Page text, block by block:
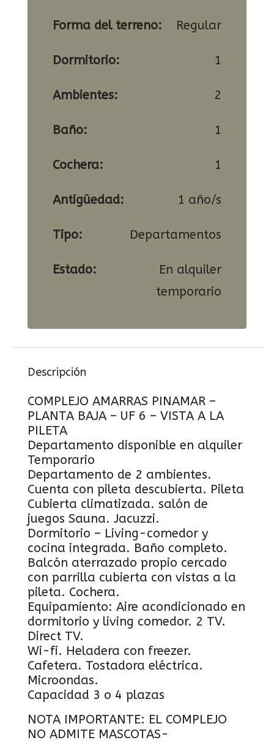
Forma del terreno: Regular
Dormitorio: 1
Ambientes: 2
Baño: 1
Cochera: 1
Antigüedad: 1 año/s
Tipo: Departamentos
Estado:
En alquiler
temporario
Descripción
COMPLEJO AMARRAS PINAMAR –
PLANTA BAJA – UF 6 – VISTA A LA
PILETA
Departamento disponible en alquiler
Temporario
Departamento de 2 ambientes.
Cuenta con pileta descubierta. Pileta
Cubierta climatizada. salón de
juegos Sauna. Jacuzzi.
Dormitorio – Living-comedor y
cocina integrada. Baño completo.
Balcón aterrazado propio cercado
con parrilla cubierta con vistas a la
pileta. Cochera.
Equipamiento: Aire acondicionado en
dormitorio y living comedor. 2 TV.
Direct TV.
Wi-fi. Heladera con freezer.
Cafetera. Tostadora eléctrica.
Microondas.
Capacidad 3 o 4 plazas
NOTA IMPORTANTE: EL COMPLEJO
NO ADMITE MASCOTAS-